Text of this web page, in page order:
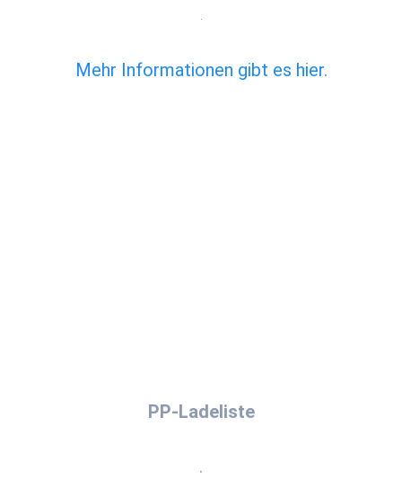
Mehr Informationen gibt es hier.
PP-Ladeliste
.